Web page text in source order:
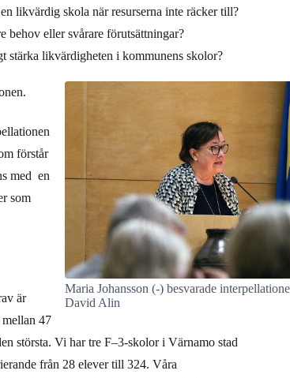
likvärdig skola när resurserna inte räcker till?
behov eller svårare förutsättningar?
stärka likvärdigheten i kommunens skolor?
Maria Johansson (-) besvarade
David Alin
förstår
med en
som
är
47
största. Vi har tre F–3-skolor i Värnamo stad
från 28 elever till 324. Våra